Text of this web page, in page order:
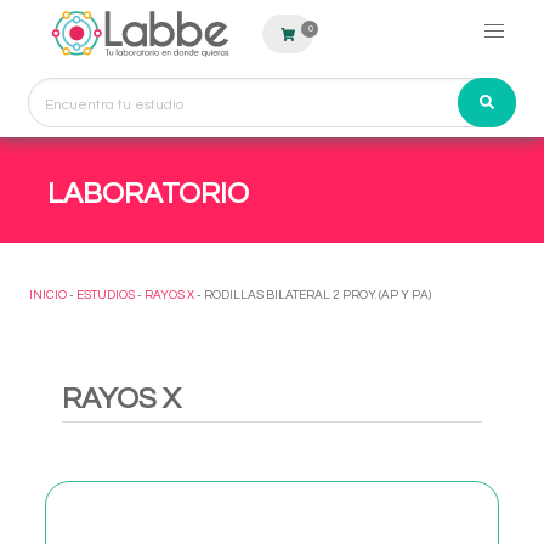
0
LABORATORIO
INICIO - ESTUDIOS - RAYOS X - RODILLAS BILATERAL 2 PROY. (AP Y PA)
RAYOS X